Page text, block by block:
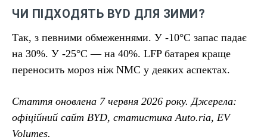
ЧИ ПІДХОДЯТЬ BYD ДЛЯ ЗИМИ?
Так, з певними обмеженнями. У -10°C запас падає
на 30%. У -25°C — на 40%. LFP батарея краще
переносить мороз ніж NMC у деяких аспектах.
Стаття оновлена 7 червня 2026 року. Джерела:
офіційний сайт BYD, статистика Auto.ria, EV
Volumes.